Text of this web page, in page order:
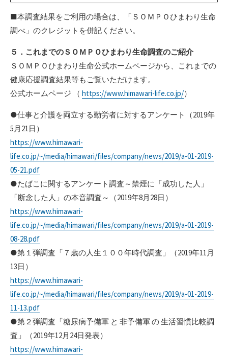
■本調査結果をご利用の場合は、「ＳＯＭＰＯひまわり生命
調べ」のクレジットを併記ください。
５．これまでのＳＯＭＰＯひまわり生命調査のご紹介
ＳＯＭＰＯひまわり生命公式ホームページから、これまでの
健康応援調査結果等もご覧いただけます。
公式ホームページ （ https://www.himawari-life.co.jp/）
●仕事と介護を両立する勤労者に対するアンケート（2019年
5月21日）
https://www.himawari-
life.co.jp/~/media/himawari/files/company/news/2019/a-01-2019-
05-21.pdf
●たばこに関するアンケート調査～禁煙に「成功した人」
「断念した人」の本音調査～（2019年8月28日）
https://www.himawari-
life.co.jp/~/media/himawari/files/company/news/2019/a-01-2019-
08-28.pdf
●第１弾調査「７歳の人生１００年時代調査」（2019年11月
13日）
https://www.himawari-
life.co.jp/~/media/himawari/files/company/news/2019/a-01-2019-
11-13.pdf
●第２弾調査「糖尿病予備軍 と 非予備軍 の 生活習慣比較調
査」（2019年12月24日発表）
https://www.himawari-